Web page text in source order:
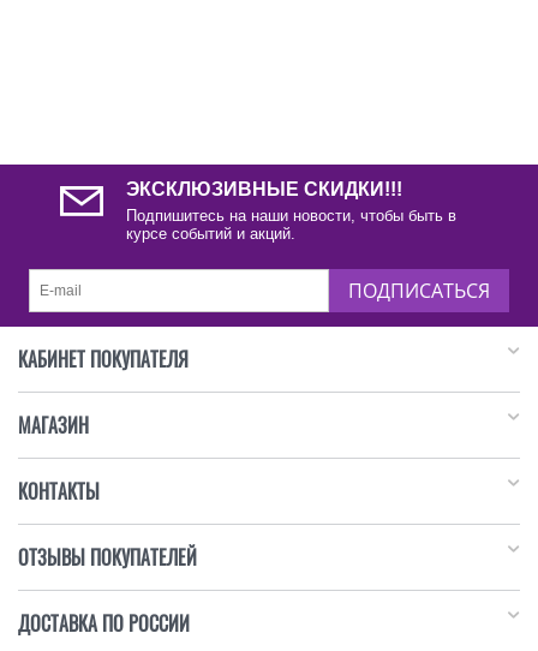
ЭКСКЛЮЗИВНЫЕ СКИДКИ!!!
Подпишитесь на наши новости, чтобы быть в
курсе событий и акций.
ПОДПИСАТЬСЯ
КАБИНЕТ ПОКУПАТЕЛЯ
МАГАЗИН
КОНТАКТЫ
ОТЗЫВЫ ПОКУПАТЕЛЕЙ
ДОСТАВКА ПО РОССИИ